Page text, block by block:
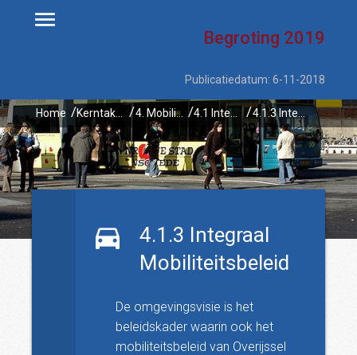
Begroting 2019
Publicatiedatum: 6-11-2018
Home 4. Mobiliteit
4.1.3 Integraal
Mobiliteitsbeleid
De omgevingsvisie is het
beleidskader waarin ook het
mobiliteitsbeleid van Overijssel